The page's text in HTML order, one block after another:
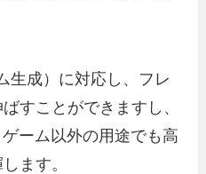
生成）に対応し、フレ
すことができますし、
ーム以外の用途でも高
ます。